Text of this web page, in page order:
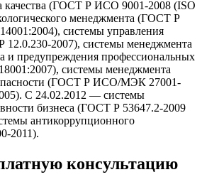
качества (ГОСТ Р ИСО 9001-2008 (ISO
менеджмента (ГОСТ Р
системы управления
12.0.230-2007), системы менеджмента
и предупреждения профессиональных
системы менеджмента
(ГОСТ Р ИСО/МЭК 27001-
С 24.02.2012 — системы
бизнеса (ГОСТ Р 53647.2-2009
антикоррупционного
2011).
консультацию